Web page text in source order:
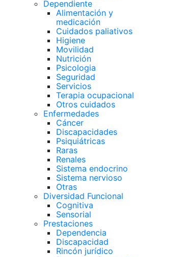
Dependiente
Alimentación y
medicación
Cuidados paliativos
Higiene
Movilidad
Nutrición
Psicologia
Seguridad
Servicios
Terapia ocupacional
Otros cuidados
Enfermedades
Cáncer
Discapacidades
Psiquiátricas
Raras
Renales
Sistema endocrino
Sistema nervioso
Otras
Diversidad Funcional
Cognitiva
Sensorial
Prestaciones
Dependencia
Discapacidad
Rincón jurídico